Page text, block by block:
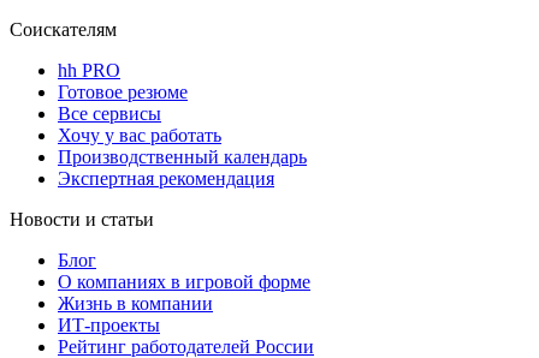
Соискателям
hh PRO
Готовое резюме
Все сервисы
Хочу у вас работать
Производственный календарь
Экспертная рекомендация
Новости и статьи
Блог
О компаниях в игровой форме
Жизнь в компании
ИТ-проекты
Рейтинг работодателей России